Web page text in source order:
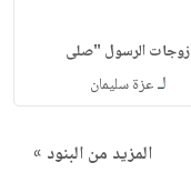
زوجات الرسول "صلى
لـعزة سليمان
المزيد من البنود »